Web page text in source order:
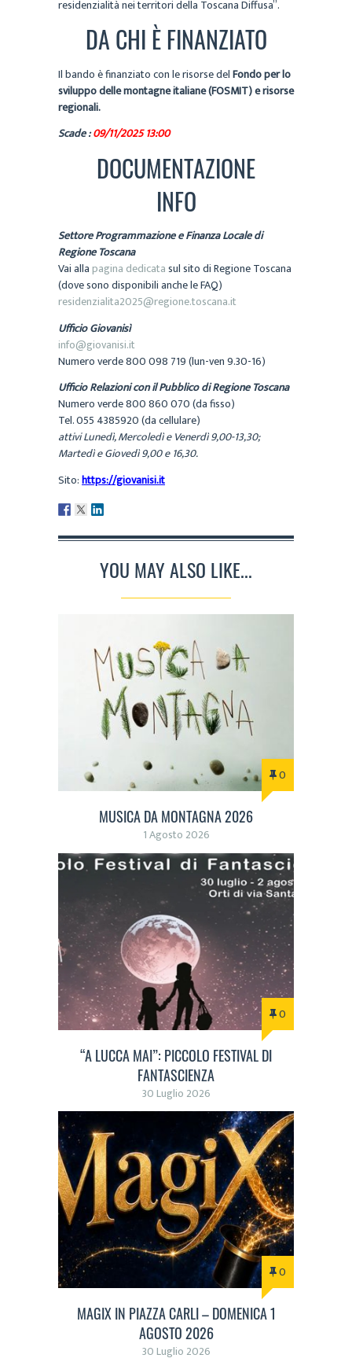
residenzialità nei territori della Toscana Diffusa”.
DA CHI È FINANZIATO
Il bando è finanziato con le risorse delFondo per lo
sviluppo delle montagne italiane (FOSMIT) e risorse
regionali.
Scade :09/11/2025 13:00
DOCUMENTAZIONE
INFO
Settore Programmazione e Finanza Locale di
Regione Toscana
Vai allapagina dedicatasul sito di Regione Toscana
(dove sono disponibili anche le FAQ)
residenzialita2025@regione.toscana.it
Ufficio Giovanisì
info@giovanisi.it
Numero verde 800 098 719 (lun-ven 9.30-16)
Ufficio Relazioni con il Pubblico di Regione Toscana
Numero verde 800 860 070 (da fisso)
Tel. 055 4385920 (da cellulare)
attivi Lunedì, Mercoledì e Venerdì 9,00-13,30;
Martedì e Giovedì 9,00 e 16,30.
Sito:https://giovanisi.it
YOU MAY ALSO LIKE...
0
MUSICA DA MONTAGNA 2026
1 Agosto 2026
0
“A LUCCA MAI”: PICCOLO FESTIVAL DI
FANTASCIENZA
30 Luglio 2026
0
MAGIX IN PIAZZA CARLI – DOMENICA 1
AGOSTO 2026
30 Luglio 2026